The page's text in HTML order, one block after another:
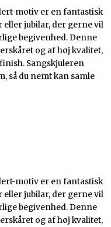
motiv er en fantastisk
jubilar, der gerne vil
begivenhed. Denne
og af høj kvalitet,
Sangskjuleren
så du nemt kan samle
motiv er en fantastisk
jubilar, der gerne vil
begivenhed. Denne
og af høj kvalitet,